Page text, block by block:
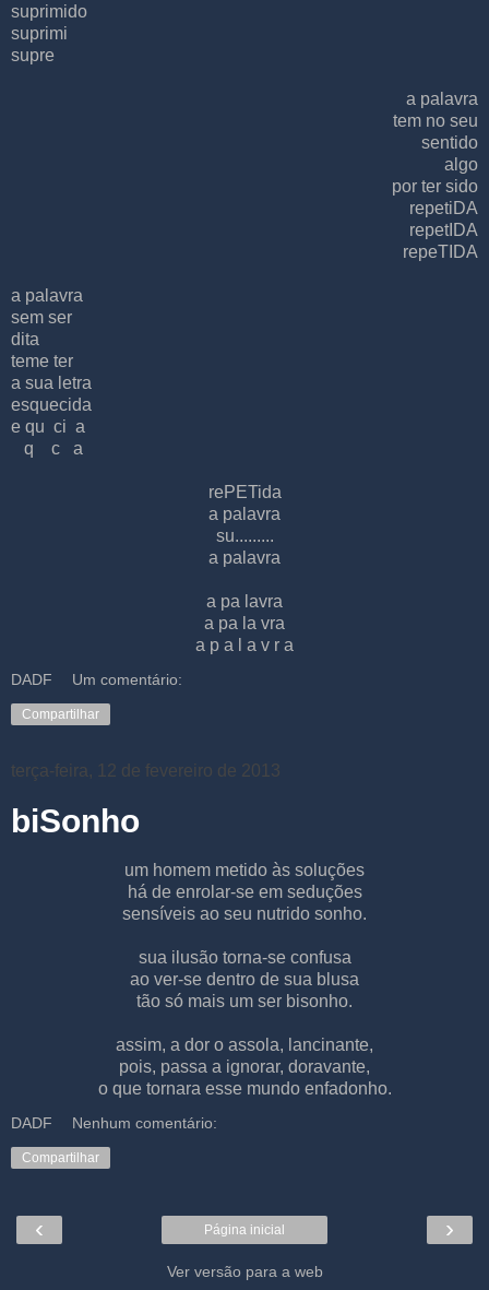
suprimido
suprimi
supre
a palavra
tem no seu
sentido
algo
por ter sido
repetiDA
repetIDA
repeTIDA
a palavra
sem ser
dita
teme ter
a sua letra
esquecida
e qu ci a
q c a
rePETida
a palavra
su.........
a palavra
a pa lavra
a pa la vra
a p a l a v r a
DADF Um comentário:
Compartilhar
terça-feira, 12 de fevereiro de 2013
biSonho
um homem metido às soluções
há de enrolar-se em seduções
sensíveis ao seu nutrido sonho.
sua ilusão torna-se confusa
ao ver-se dentro de sua blusa
tão só mais um ser bisonho.
assim, a dor o assola, lancinante,
pois, passa a ignorar, doravante,
o que tornara esse mundo enfadonho.
DADF Nenhum comentário:
Compartilhar
‹ ›
Página inicial
Ver versão para a web